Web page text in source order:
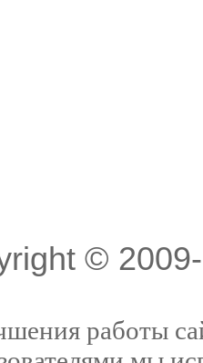
©
работы